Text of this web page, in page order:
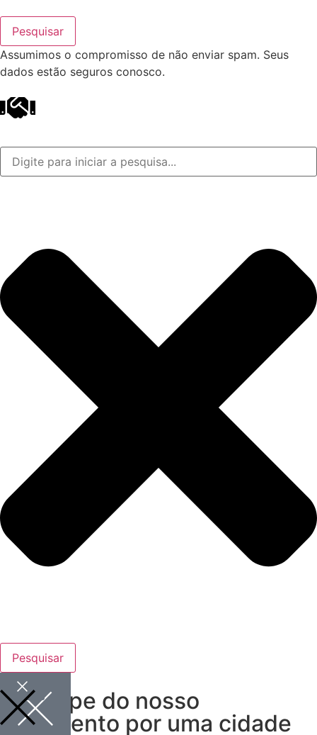
Pesquisar
Assumimos o compromisso de não enviar spam. Seus
dados estão seguros conosco.
Pesquisar
Participe do nosso
movimento por uma cidade